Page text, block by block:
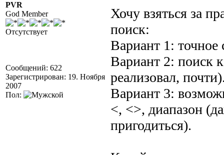
PVR
God Member
Отсутствует
Сообщений: 622
Зарегистрирован: 19. Ноября
2007
Пол:
Хочу взяться за
поиск:
Вариант 1: точное
Вариант 2: поиск
реализовал,
Вариант 3:
<, <>, диапазон
пригодиться).